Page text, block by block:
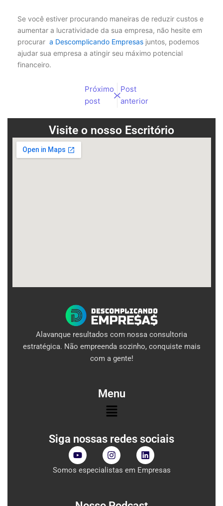
Se você estiver procurando maneiras de reduzir custos e
aumentar a lucratividade da sua empresa, não hesite em
procurar a Descomplicando Empresasjuntos, podemos
ajudar sua empresa a atingir seu máximo potencial
financeiro.
Post
anterior
Próximo
post
Visite o nosso Escritório
Alavanque resultados com nossa consultoria
estratégica. Não empreenda sozinho, conquiste mais
com a gente!
Menu
Menu
Siga nossas redes sociais
Y
o
u
I
n
s
L
i
n
k
Somos especialistas em Empresas